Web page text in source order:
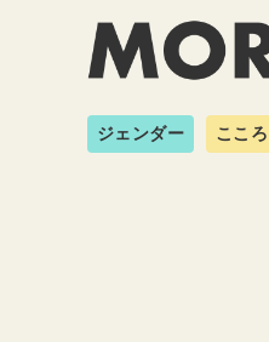
ジェンダー こころ